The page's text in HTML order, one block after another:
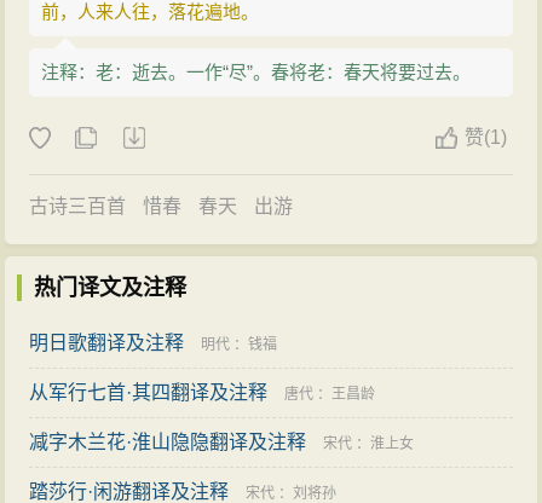
前，人来人往，落花遍地。
注释：老：逝去。一作“尽”。春将老：春天将要过去。
赞(1)
古诗三百首 惜春 春天 出游
热门译文及注释
明日歌翻译及注释 明代 ：钱福
从军行七首·其四翻译及注释 唐代 ：王昌龄
减字木兰花·淮山隐隐翻译及注释 宋代 ：淮上女
踏莎行·闲游翻译及注释 宋代 ：刘将孙